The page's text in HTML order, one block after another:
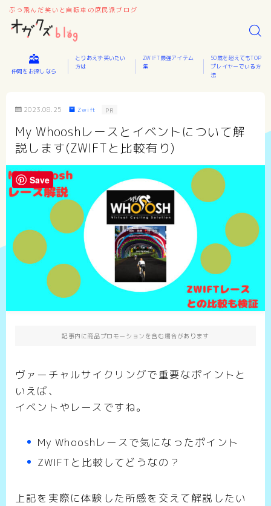
ぶっ飛んだ笑いと自転車の庶民派ブログ
仲間をお探しなら
とりあえず笑いたい
方は
ZWIFT最強アイテム
集
50歳を超えてもTOP
プレイヤーでいる方
法
2023.08.25 Zwift PR
My Whooshレースとイベントについて解
説します(ZWIFTと比較有り)
記事内に商品プロモーションを含む場合があります
ヴァーチャルサイクリングで重要なポイントと
いえば、
イベントやレースですね。
My Whooshレースで気になったポイント
ZWIFTと比較してどうなの？
上記を実際に体験した所感を交えて解説したい
Save